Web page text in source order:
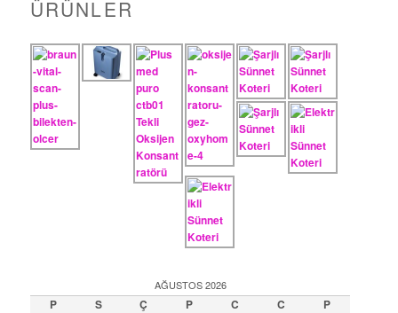
ÜRÜNLER
AĞUSTOS 2026
P S Ç P C C P